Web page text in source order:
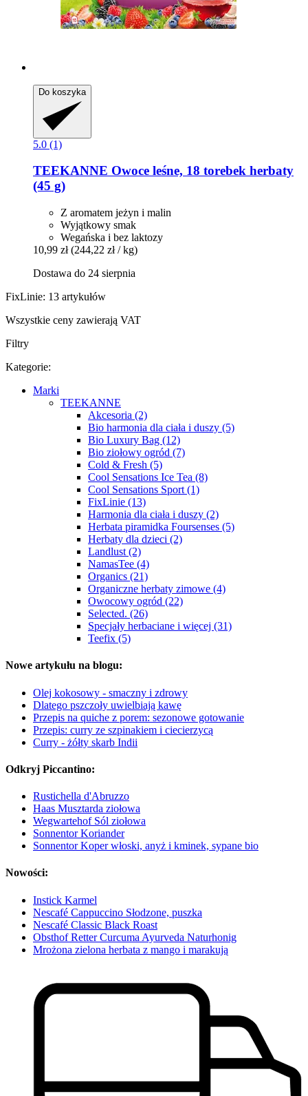
Do koszyka
5.0 (1)
TEEKANNE Owoce leśne, 18 torebek herbaty
(45 g)
Z aromatem jeżyn i malin
Wyjątkowy smak
Wegańska i bez laktozy
10,99 zł (244,22 zł / kg)
Dostawa do 24 sierpnia
FixLinie: 13 artykułów
Wszystkie ceny zawierają VAT
Filtry
Kategorie:
Marki
TEEKANNE
Akcesoria (2)
Bio harmonia dla ciała i duszy (5)
Bio Luxury Bag (12)
Bio ziołowy ogród (7)
Cold & Fresh (5)
Cool Sensations Ice Tea (8)
Cool Sensations Sport (1)
FixLinie (13)
Harmonia dla ciała i duszy (2)
Herbata piramidka Foursenses (5)
Herbaty dla dzieci (2)
Landlust (2)
NamasTee (4)
Organics (21)
Organiczne herbaty zimowe (4)
Owocowy ogród (22)
Selected. (26)
Specjały herbaciane i więcej (31)
Teefix (5)
Nowe artykułu na blogu:
Olej kokosowy - smaczny i zdrowy
Dlatego pszczoły uwielbiają kawę
Przepis na quiche z porem: sezonowe gotowanie
Przepis: curry ze szpinakiem i ciecierzycą
Curry - żółty skarb Indii
Odkryj Piccantino:
Rustichella d'Abruzzo
Haas Musztarda ziołowa
Wegwartehof Sól ziołowa
Sonnentor Koriander
Sonnentor Koper włoski, anyż i kminek, sypane bio
Nowości:
Instick Karmel
Nescafé Cappuccino Słodzone, puszka
Nescafé Classic Black Roast
Obsthof Retter Curcuma Ayurveda Naturhonig
Mrożona zielona herbata z mango i marakują